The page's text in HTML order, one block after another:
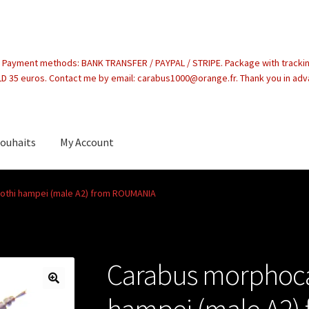
methods: BANK TRANSFER / PAYPAL / STRIPE. Package with
35 euros. Contact me by email: carabus1000@orange.fr. Thank you in
My Account
hampei (male A2) from ROUMANIA
Carabus